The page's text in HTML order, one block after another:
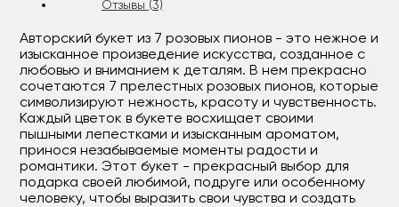
Отзывы (3)
Авторский букет из 7 розовых пионов - это нежное и
изысканное произведение искусства, созданное с
любовью и вниманием к деталям. В нем прекрасно
сочетаются 7 прелестных розовых пионов, которые
символизируют нежность, красоту и чувственность.
Каждый цветок в букете восхищает своими
пышными лепестками и изысканным ароматом,
принося незабываемые моменты радости и
романтики. Этот букет - прекрасный выбор для
подарка своей любимой, подруге или особенному
человеку, чтобы выразить свои чувства и создать